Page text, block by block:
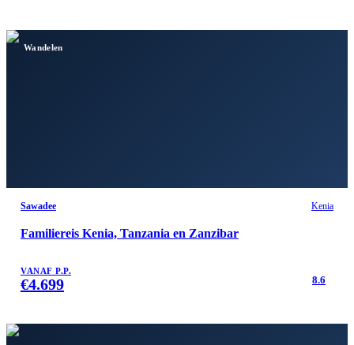
Wandelen
Sawadee Kenia
Familiereis Kenia, Tanzania en Zanzibar
VANAF P.P.
€4.699 8.6